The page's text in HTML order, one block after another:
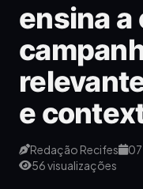
ensina a
e
Redação Recifes
07
56 visualizações